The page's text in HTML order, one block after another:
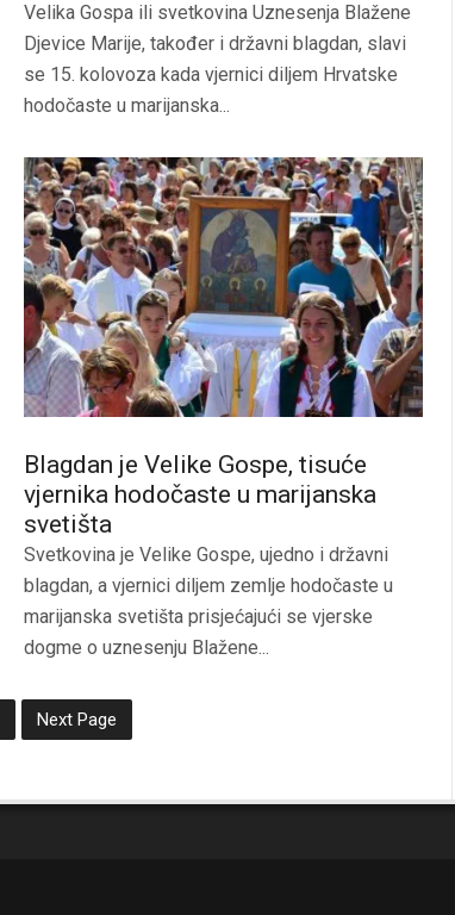
Velika Gospa ili svetkovina Uznesenja Blažene
Djevice Marije, također i državni blagdan, slavi
se 15. kolovoza kada vjernici diljem Hrvatske
hodočaste u marijanska...
Blagdan je Velike Gospe, tisuće
vjernika hodočaste u marijanska
svetišta
Svetkovina je Velike Gospe, ujedno i državni
blagdan, a vjernici diljem zemlje hodočaste u
marijanska svetišta prisjećajući se vjerske
dogme o uznesenju Blažene...
Next Page